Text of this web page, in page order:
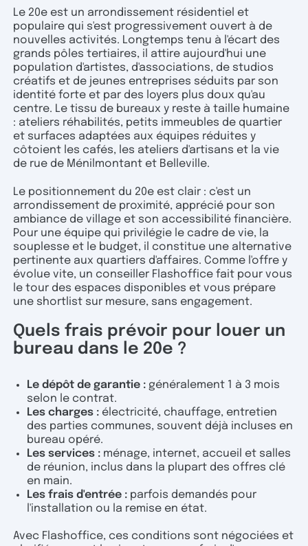
Le 20e est un arrondissement résidentiel et
populaire qui s'est progressivement ouvert à de
nouvelles activités. Longtemps tenu à l'écart des
grands pôles tertiaires, il attire aujourd'hui une
population d'artistes, d'associations, de studios
créatifs et de jeunes entreprises séduits par son
identité forte et par des loyers plus doux qu'au
centre. Le tissu de bureaux y reste à taille humaine
: ateliers réhabilités, petits immeubles de quartier
et surfaces adaptées aux équipes réduites y
côtoient les cafés, les ateliers d'artisans et la vie
de rue de Ménilmontant et Belleville.
Le positionnement du 20e est clair : c'est un
arrondissement de proximité, apprécié pour son
ambiance de village et son accessibilité financière.
Pour une équipe qui privilégie le cadre de vie, la
souplesse et le budget, il constitue une alternative
pertinente aux quartiers d'affaires. Comme l'offre y
évolue vite, un conseiller Flashoffice fait pour vous
le tour des espaces disponibles et vous prépare
une shortlist sur mesure, sans engagement.
Quels frais prévoir pour louer un
bureau dans le 20e ?
Le dépôt de garantie : généralement 1 à 3 mois
selon le contrat.
Les charges : électricité, chauffage, entretien
des parties communes, souvent déjà incluses en
bureau opéré.
Les services : ménage, internet, accueil et salles
de réunion, inclus dans la plupart des offres clé
en main.
Les frais d'entrée : parfois demandés pour
l'installation ou la remise en état.
Avec Flashoffice, ces conditions sont négociées et